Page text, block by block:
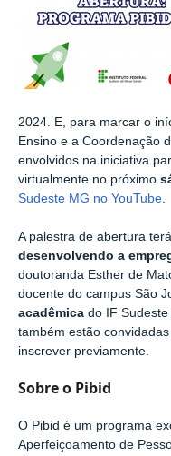
2024. E, para marcar o
Ensino e a Coordenação
envolvidos na iniciativa
virtualmente no próximo
Sudeste MG no YouTube.
A palestra de abertura
desenvolvendo a
doutoranda Esther de
docente do campus São
acadêmica do IF
também estão
inscrever previamente.
Sobre o Pibid
O Pibid é um programa
Aperfeiçoamento de